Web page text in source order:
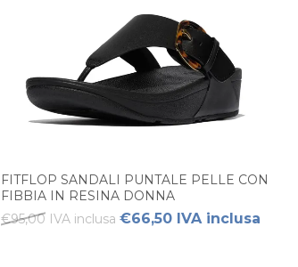
FITFLOP SANDALI PUNTALE PELLE CON
FIBBIA IN RESINA DONNA
€95,00 IVA inclusa €66,50 IVA inclusa